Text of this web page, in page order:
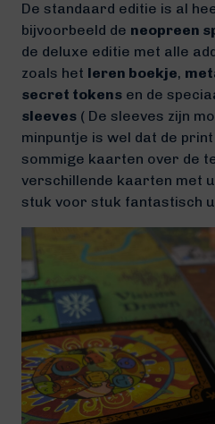
De standaard editie is al
bijvoorbeeld de neopreen
de deluxe editie met alle
zoals het leren boekje,
secret tokens en de
sleeves ( De sleeves zijn
minpuntje is wel dat de
sommige kaarten over de
verschillende kaarten met
stuk voor stuk fantastisch